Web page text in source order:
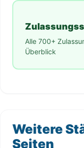
Alle 700+
Überblick
Weitere
Seiten